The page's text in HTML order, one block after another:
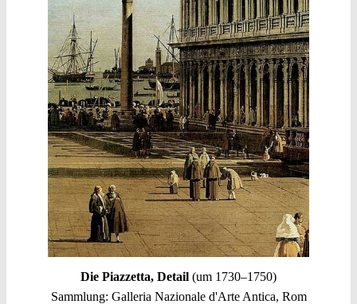
Die Piazzetta, Detail (um 1730–1750)
Sammlung: Galleria Nazionale d'Arte Antica, Rom